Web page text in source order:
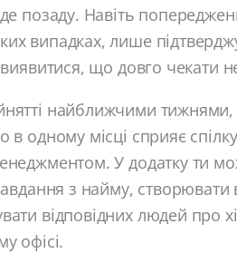
позаду. Навіть
випадках, лише
виявитися, що довго чекати
найближчими тижнями,
в одному місці сприяє
У додатку ти
з найму,
відповідних людей про
офісі.